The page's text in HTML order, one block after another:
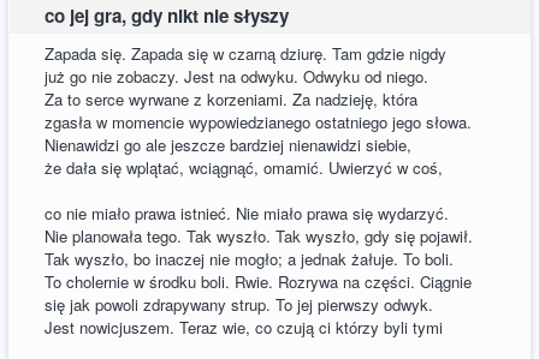
co jej gra, gdy nikt nie słyszy
Zapada się. Zapada się w czarną dziurę. Tam gdzie nigdy
już go nie zobaczy. Jest na odwyku. Odwyku od niego.
Za to serce wyrwane z korzeniami. Za nadzieję, która
zgasła w momencie wypowiedzianego ostatniego jego słowa.
Nienawidzi go ale jeszcze bardziej nienawidzi siebie,
że dała się wplątać, wciągnąć, omamić. Uwierzyć w coś,
co nie miało prawa istnieć. Nie miało prawa się wydarzyć.
Nie planowała tego. Tak wyszło. Tak wyszło, gdy się pojawił.
Tak wyszło, bo inaczej nie mogło; a jednak żałuje. To boli.
To cholernie w środku boli. Rwie. Rozrywa na części. Ciągnie
się jak powoli zdrapywany strup. To jej pierwszy odwyk.
Jest nowicjuszem. Teraz wie, co czują ci którzy byli tymi